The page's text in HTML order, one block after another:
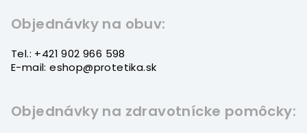
Objednávky na obuv:
Tel.: +421 902 966 598
E-mail: eshop@protetika.sk
Objednávky na zdravotnícke pomôcky: